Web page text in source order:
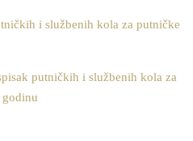
i službenih kola za putničke
putničkih i službenih kola za